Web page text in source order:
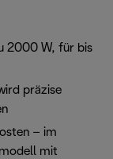
2000 W, für bis
präzise
– im
mit